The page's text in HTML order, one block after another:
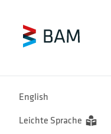
English
Leichte Sprache